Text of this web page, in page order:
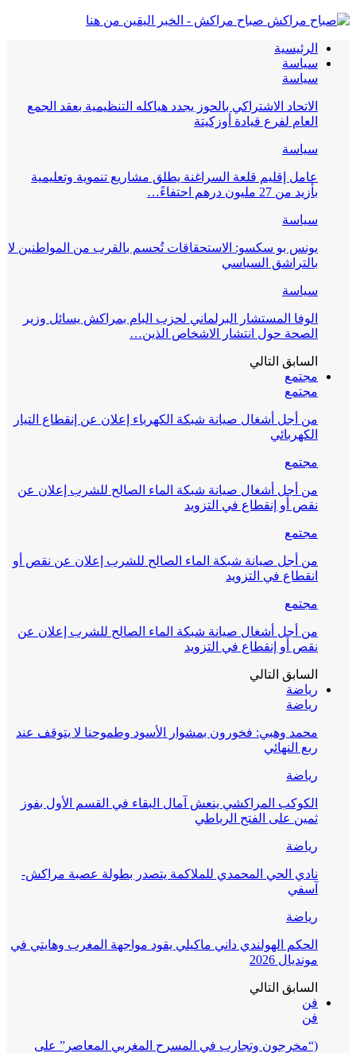
صباح مراكش - الخبر اليقين من هنا
الرئيسية
سياسة
سياسة
الاتحاد الاشتراكي بالحوز يجدد هياكله التنظيمية بعقد الجمع
العام لفرع قيادة أوزكيتة
سياسة
عامل إقليم قلعة السراغنة يطلق مشاريع تنموية وتعليمية
بأزيد من 27 مليون درهم احتفاءً…
سياسة
يونس بو سكسو: الاستحقاقات تُحسم بالقرب من المواطنين لا
بالتراشق السياسي
سياسة
الوفا المستشار البرلماني لحزب البام بمراكش يسائل وزير
الصحة حول انتشار الاشخاص الذين…
السابق التالي
مجتمع
مجتمع
من أجل أشغال صيانة شبكة الكهرباء إعلان عن إنقطاع التيار
الكهربائي
مجتمع
من أجل أشغال صيانة شبكة الماء الصالح للشرب إعلان عن
نقص أو إنقطاع في التزويد
مجتمع
من أجل صيانة شبكة الماء الصالح للشرب إعلان عن نقص أو
انقطاع في التزويد
مجتمع
من أجل أشغال صيانة شبكة الماء الصالح للشرب إعلان عن
نقص أو إنقطاع في التزويد
السابق التالي
رياضة
رياضة
محمد وهبي: فخورون بمشوار الأسود وطموحنا لا يتوقف عند
ربع النهائي
رياضة
الكوكب المراكشي ينعش آمال البقاء في القسم الأول بفوز
ثمين على الفتح الرباطي
رياضة
نادي الحي المحمدي للملاكمة يتصدر بطولة عصبة مراكش-
آسفي
رياضة
الحكم الهولندي داني ماكيلي يقود مواجهة المغرب وهايتي في
مونديال 2026
السابق التالي
فن
فن
(“مخرجون وتجارب في المسرح المغربي المعاصر” على